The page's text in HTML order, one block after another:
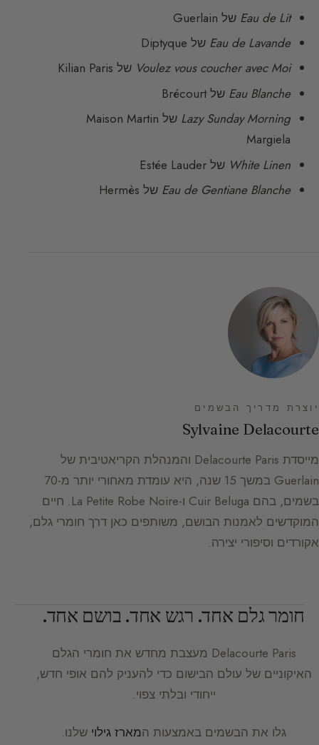
Eau de Lit של Guerlain
Eau de Lavande של Diptyque
Voulez vous coucher avec Moi של Kilian Paris
Eau Blanche של Brécourt
Lazy Sunday Morning
של Maison Martin
Margiela
White Linen של Estée Lauder
Eau de Gentiane Blanche של Hermès
יוצרת מדריך הבשמים
Sylvaine Delacourte
מייסדת Delacourte Paris והמנהלת הקריאטיבית של
Guerlain במשך 15 שנה, היא עומדת מאחורי יותר מ-70
בשמים, בהם Cuir Beluga ו-La Petite Robe Noire. חיים
המוקדשים לאמנות הבושם, משותפים כאן דרך חומרי גלם,
אקורדים וסיפורי יצירה.
חומר גלם אחד. רגש אחד. בושם אחד.
Delacourte Paris מעצבת מחדש את חומרי הגלם
האיקוניים של עולם הבישום כדי להעניק להם אופי חדש,
ייחודי ובלתי צפוי.
גלו את הבשמים באמצעות המארז גילוי שלנו.